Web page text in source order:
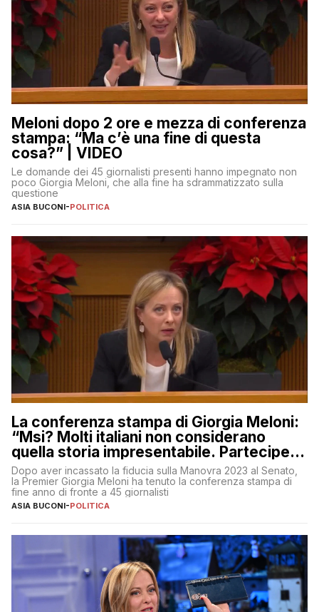
Meloni dopo 2 ore e mezza di conferenza
stampa: “Ma c’è una fine di questa
cosa?” | VIDEO
Le domande dei 45 giornalisti presenti hanno impegnato non
poco Giorgia Meloni, che alla fine ha sdrammatizzato sulla
questione
ASIA BUCONI-POLITICA
La conferenza stampa di Giorgia Meloni:
“Msi? Molti italiani non considerano
quella storia impresentabile. Parteciperò
al 25 aprile”
Dopo aver incassato la fiducia sulla Manovra 2023 al Senato,
la Premier Giorgia Meloni ha tenuto la conferenza stampa di
fine anno di fronte a 45 giornalisti
ASIA BUCONI-POLITICA